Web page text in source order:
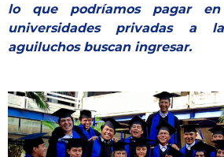
lo que podríamos pagar
universidades privadas a
aguiluchos buscan ingresar.